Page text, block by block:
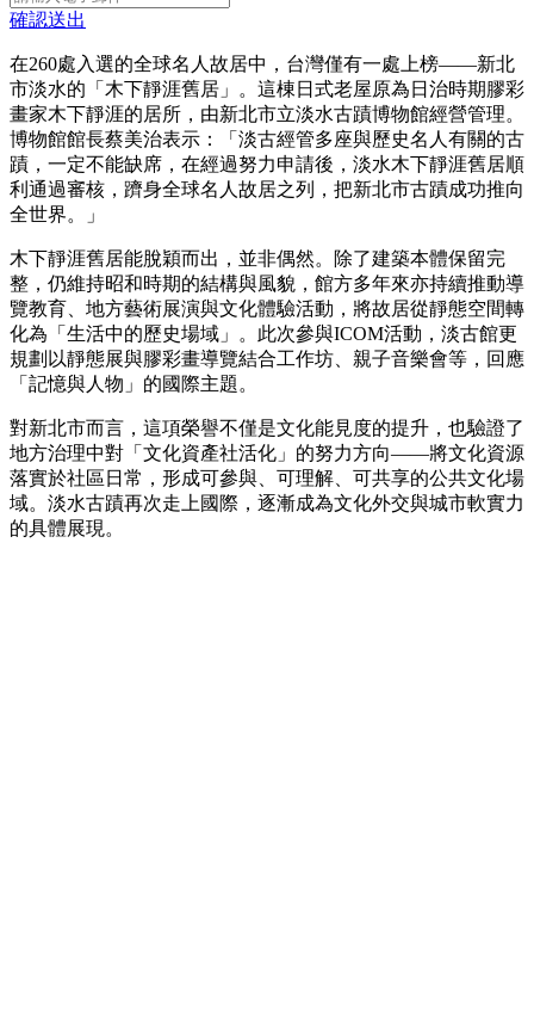
確認送出
在260處入選的全球名人故居中，台灣僅有一處上榜——新北
市淡水的「木下靜涯舊居」。這棟日式老屋原為日治時期膠彩
畫家木下靜涯的居所，由新北市立淡水古蹟博物館經營管理。
博物館館長蔡美治表示：「淡古經管多座與歷史名人有關的古
蹟，一定不能缺席，在經過努力申請後，淡水木下靜涯舊居順
利通過審核，躋身全球名人故居之列，把新北市古蹟成功推向
全世界。」
木下靜涯舊居能脫穎而出，並非偶然。除了建築本體保留完
整，仍維持昭和時期的結構與風貌，館方多年來亦持續推動導
覽教育、地方藝術展演與文化體驗活動，將故居從靜態空間轉
化為「生活中的歷史場域」。此次參與ICOM活動，淡古館更
規劃以靜態展與膠彩畫導覽結合工作坊、親子音樂會等，回應
「記憶與人物」的國際主題。
對新北市而言，這項榮譽不僅是文化能見度的提升，也驗證了
地方治理中對「文化資產社活化」的努力方向——將文化資源
落實於社區日常，形成可參與、可理解、可共享的公共文化場
域。淡水古蹟再次走上國際，逐漸成為文化外交與城市軟實力
的具體展現。